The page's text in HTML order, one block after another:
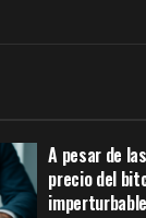
A pesar de
precio del
imperturbable